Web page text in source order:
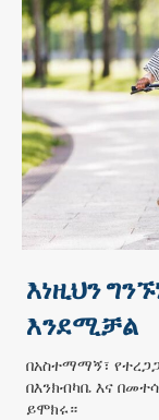
እነዚህን
እንደሚቻል
በአስተማማኝ፣
በእንክብካቤ እና
ይሞክሩ።